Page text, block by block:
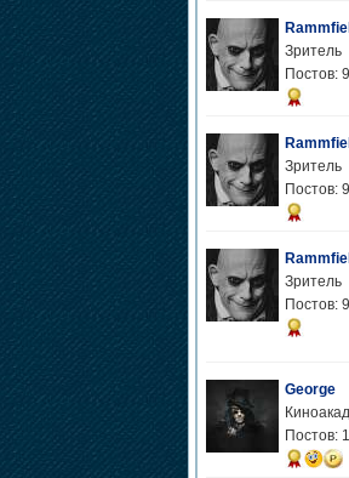
Зритель
Постов:
Зритель
Постов:
Зритель
Постов:
George
Постов: